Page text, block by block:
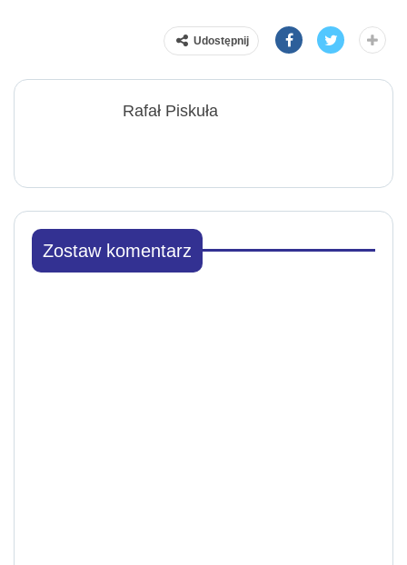
Udostępnij
Rafał Piskuła
Zostaw komentarz